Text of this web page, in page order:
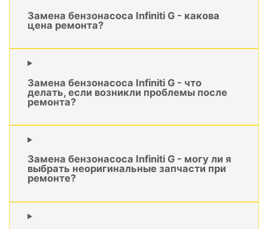
Замена бензонасоса Infiniti G - какова
цена ремонта?
Замена бензонасоса Infiniti G - что
делать, если возникли проблемы после
ремонта?
Замена бензонасоса Infiniti G - могу ли я
выбрать неоригинальные запчасти при
ремонте?